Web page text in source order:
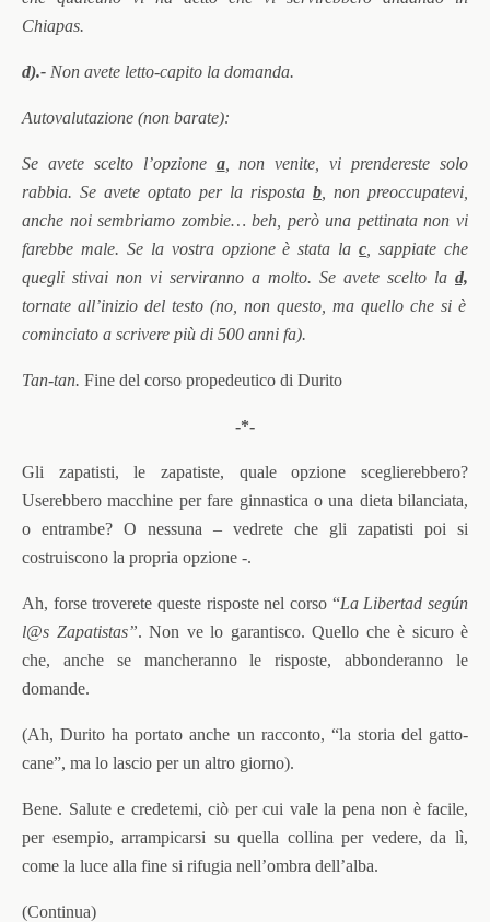
Chiapas.
d).- Non avete letto-capito la domanda.
Autovalutazione (non barate):
Se avete scelto l’opzione a, non venite, vi prendereste solo
rabbia. Se avete optato per la risposta b , non preoccupatevi,
anche noi sembriamo zombie… beh, però una pettinata non vi
farebbe male. Se la vostra opzione è stata lac , sappiate che
quegli stivai non vi serviranno a molto. Se avete scelto la d,
tornate all’inizio del testo (no, non questo, ma quello che si è
cominciato a scrivere più di 500 anni fa).
Tan-tan. Fine del corso propedeutico di Durito
-*-
Gli zapatisti, le zapatiste, quale opzione sceglierebbero?
Userebbero macchine per fare ginnastica o una dieta bilanciata,
o entrambe? O nessuna – vedrete che gli zapatisti poi si
costruiscono la propria opzione -.
Ah, forse troverete queste risposte nel corso “La Libertad según
l@s Zapatistas”. Non ve lo garantisco. Quello che è sicuro è
che, anche se mancheranno le risposte, abbonderanno le
domande.
(Ah, Durito ha portato anche un racconto, “la storia del gatto-
cane”, ma lo lascio per un altro giorno).
Bene. Salute e credetemi, ciò per cui vale la pena non è facile,
per esempio, arrampicarsi su quella collina per vedere, da lì,
come la luce alla fine si rifugia nell’ombra dell’alba.
(Continua)